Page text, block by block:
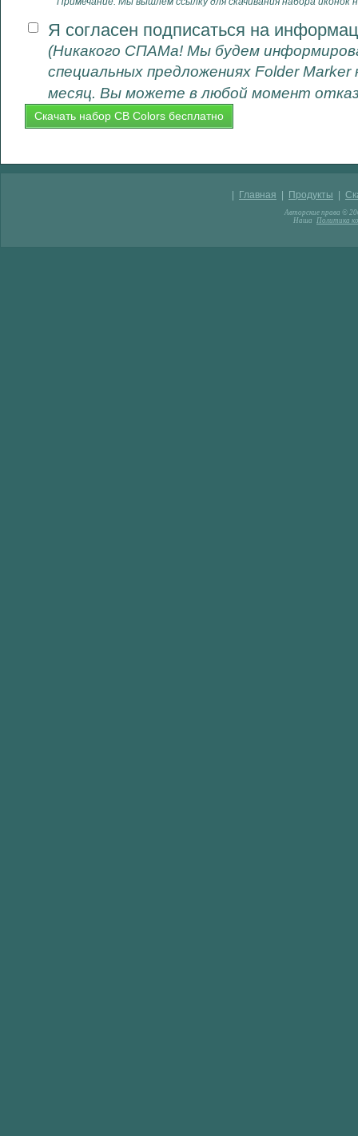
Я согласен подписаться на
(Никакого СПАМа! Мы будем
специальных предложениях Folder Marker
месяц. Вы можете в любой момент
| Главная | Продукты |
Авторские права ©
Наша
Политика